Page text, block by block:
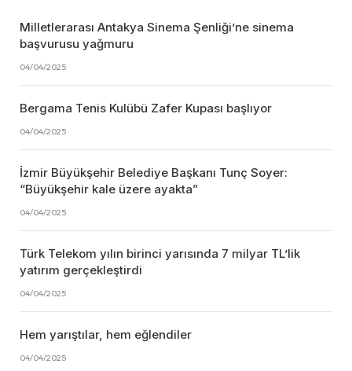
Milletlerarası Antakya Sinema Şenliği’ne sinema
başvurusu yağmuru
04/04/2025
Bergama Tenis Kulübü Zafer Kupası başlıyor
04/04/2025
İzmir Büyükşehir Belediye Başkanı Tunç Soyer:
“Büyükşehir kale üzere ayakta”
04/04/2025
Türk Telekom yılın birinci yarısında 7 milyar TL’lik
yatırım gerçekleştirdi
04/04/2025
Hem yarıştılar, hem eğlendiler
04/04/2025